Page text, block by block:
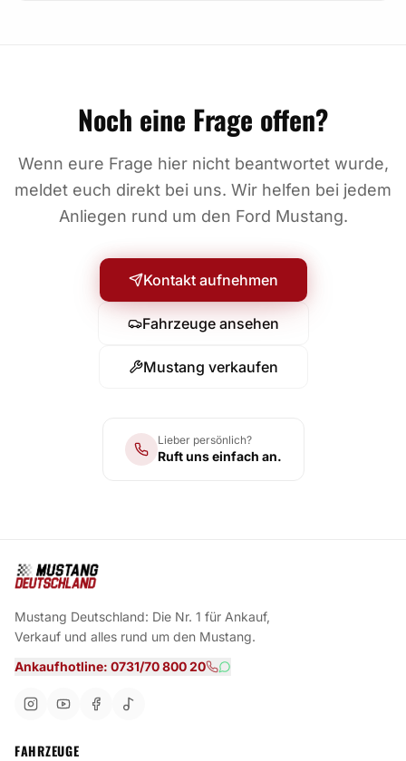
Noch eine Frage offen?
Wenn eure Frage hier nicht beantwortet wurde,
meldet euch direkt bei uns. Wir helfen bei jedem
Anliegen rund um den Ford Mustang.
Kontakt aufnehmen
Fahrzeuge ansehen
Mustang verkaufen
Lieber persönlich?
Ruft uns einfach an.
Mustang Deutschland: Die Nr. 1 für Ankauf,
Verkauf und alles rund um den Mustang.
Ankaufhotline: 0731/70 800 20
FAHRZEUGE